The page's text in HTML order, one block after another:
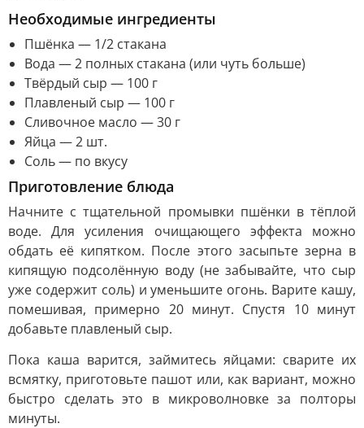
Необходимые ингредиенты
Пшёнка — 1/2 стакана
Вода — 2 полных стакана (или чуть больше)
Твёрдый сыр — 100 г
Плавленый сыр — 100 г
Сливочное масло — 30 г
Яйца — 2 шт.
Соль — по вкусу
Приготовление блюда
Начните с тщательной промывки пшёнки в тёплой
воде. Для усиления очищающего эффекта можно
обдать её кипятком. После этого засыпьте зерна в
кипящую подсолённую воду (не забывайте, что сыр
уже содержит соль) и уменьшите огонь. Варите кашу,
помешивая, примерно 20 минут. Спустя 10 минут
добавьте плавленый сыр.
Пока каша варится, займитесь яйцами: сварите их
всмятку, приготовьте пашот или, как вариант, можно
быстро сделать это в микроволновке за полторы
минуты.